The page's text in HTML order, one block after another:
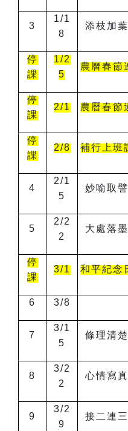
3
1/1
8
添枝加葉
停
課
1/2
5
農曆春節
停
課
2/1 農曆春節
停
課
2/8 補行上班
4
2/1
5
妙喻取譬
5
2/2
2
大處落墨
停
課
3/1 和平紀念
6 3/8
7
3/1
5
條理清楚
8
3/2
2
心情寫真
9
3/2
9
接二連三